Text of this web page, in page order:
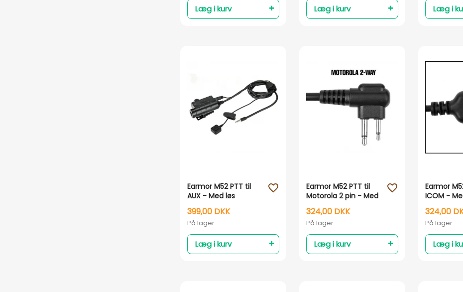
Læg i kurv Læg i kurv Læg i
Earmor M52 PTT til
AUX - Med løs
fingerknap
399,00 DKK
På lager
Læg i kurv
favorite_outline
Earmor M52 PTT til
Motorola 2 pin - Med
løs fingerknap
324,00 DKK
På lager
Læg i kurv
favorite_outline
Earmor
ICOM -
fingerknap
324,00
På lager
Læg i